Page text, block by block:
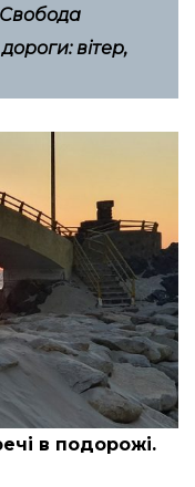
Свобода
вітер,
в подорожі.